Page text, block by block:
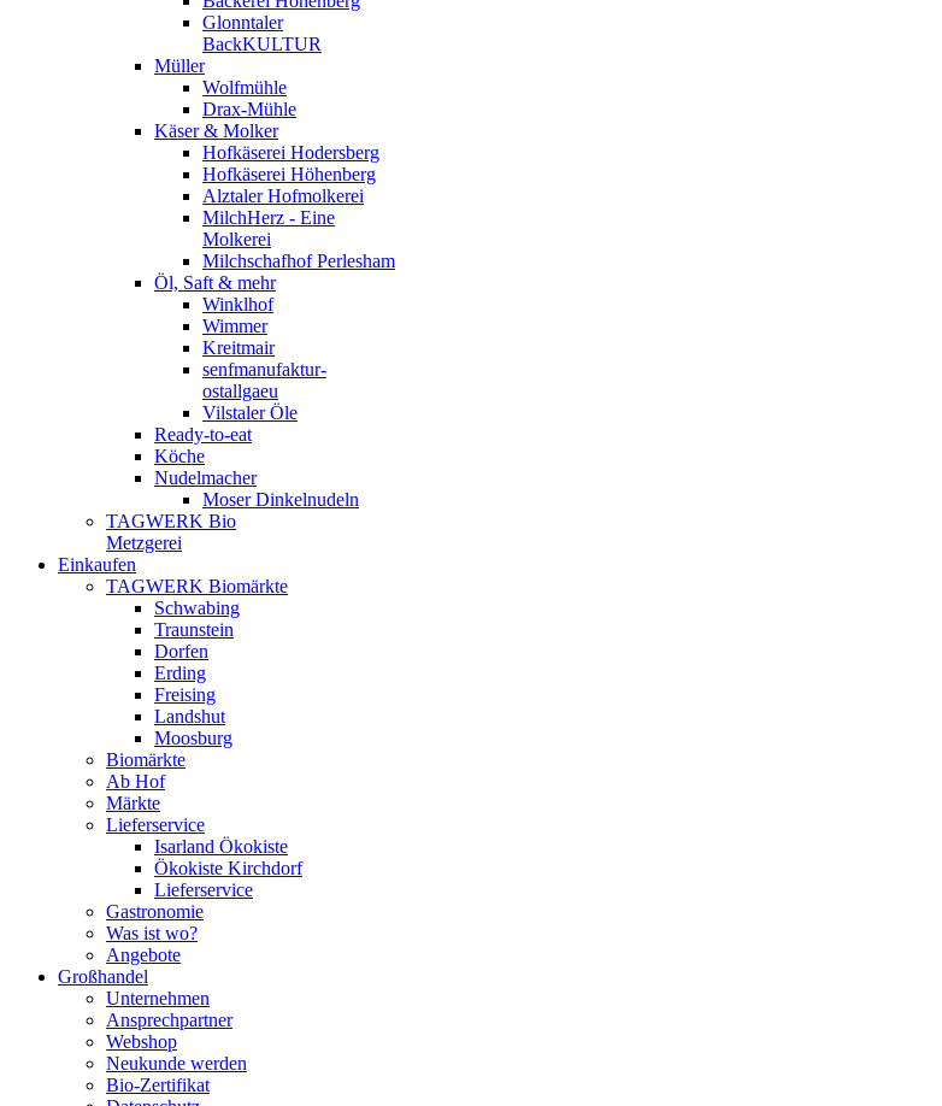
Glonntaler
BackKULTUR
Müller
Wolfmühle
Drax-Mühle
Käser & Molker
Hofkäserei Hodersberg
Hofkäserei Höhenberg
Alztaler Hofmolkerei
MilchHerz - Eine
Molkerei
Milchschafhof Perlesham
Öl, Saft & mehr
Winklhof
Wimmer
Kreitmair
senfmanufaktur-
ostallgaeu
Vilstaler Öle
Ready-to-eat
Köche
Nudelmacher
Moser Dinkelnudeln
TAGWERK Bio
Metzgerei
Einkaufen
TAGWERK Biomärkte
Schwabing
Traunstein
Dorfen
Erding
Freising
Landshut
Moosburg
Biomärkte
Ab Hof
Märkte
Lieferservice
Isarland Ökokiste
Ökokiste Kirchdorf
Lieferservice
Gastronomie
Was ist wo?
Angebote
Großhandel
Unternehmen
Ansprechpartner
Webshop
Neukunde werden
Bio-Zertifikat